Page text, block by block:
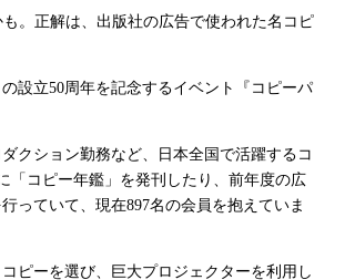
。正解は、出版社の広告で使われた名コピ
設立50周年を記念するイベント『コピーパ
クション勤務など、日本全国で活躍するコ
「コピー年鑑」を発刊したり、前年度の広
っていて、現在897名の会員を抱えていま
ピーを選び、巨大プロジェクターを利用し